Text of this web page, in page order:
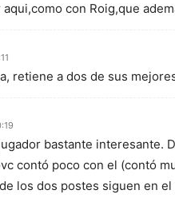
con Roig,que
retiene a dos de sus
bastante interesante.
contó poco con el (contó
los dos postes siguen en